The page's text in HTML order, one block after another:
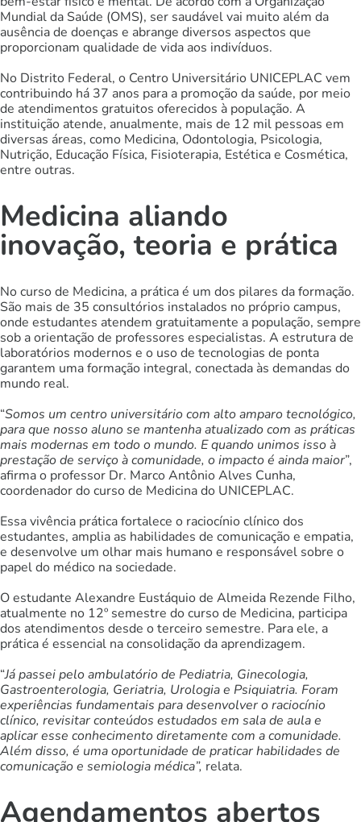
Mundial da Saúde (OMS), ser saudável vai muito além da
ausência de doenças e abrange diversos aspectos que
proporcionam qualidade de vida aos indivíduos.
No Distrito Federal, o Centro Universitário UNICEPLAC vem
contribuindo há 37 anos para a promoção da saúde, por meio
de atendimentos gratuitos oferecidos à população. A
instituição atende, anualmente, mais de 12 mil pessoas em
diversas áreas, como Medicina, Odontologia, Psicologia,
Nutrição, Educação Física, Fisioterapia, Estética e Cosmética,
entre outras.
Medicina aliando
inovação, teoria e prática
No curso de Medicina, a prática é um dos pilares da formação.
São mais de 35 consultórios instalados no próprio campus,
onde estudantes atendem gratuitamente a população, sempre
sob a orientação de professores especialistas. A estrutura de
laboratórios modernos e o uso de tecnologias de ponta
garantem uma formação integral, conectada às demandas do
mundo real.
“Somos um centro universitário com alto amparo tecnológico,
para que nosso aluno se mantenha atualizado com as práticas
mais modernas em todo o mundo. E quando unimos isso à
prestação de serviço à comunidade, o impacto é ainda maior”,
afirma o professor Dr. Marco Antônio Alves Cunha,
coordenador do curso de Medicina do UNICEPLAC.
Essa vivência prática fortalece o raciocínio clínico dos
estudantes, amplia as habilidades de comunicação e empatia,
e desenvolve um olhar mais humano e responsável sobre o
papel do médico na sociedade.
O estudante Alexandre Eustáquio de Almeida Rezende Filho,
atualmente no 12º semestre do curso de Medicina, participa
dos atendimentos desde o terceiro semestre. Para ele, a
prática é essencial na consolidação da aprendizagem.
“Já passei pelo ambulatório de Pediatria, Ginecologia,
Gastroenterologia, Geriatria, Urologia e Psiquiatria. Foram
experiências fundamentais para desenvolver o raciocínio
clínico, revisitar conteúdos estudados em sala de aula e
aplicar esse conhecimento diretamente com a comunidade.
Além disso, é uma oportunidade de praticar habilidades de
comunicação e semiologia médica”, relata.
Agendamentos abertos